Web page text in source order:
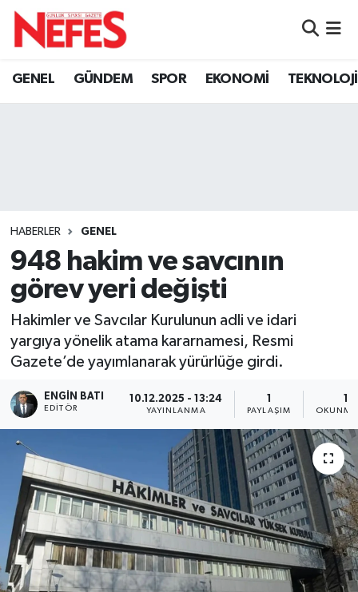
GENEL GÜNDEM SPOR EKONOMİ TEKNOLOJİ
HABERLER GENEL
948 hakim ve savcının
görev yeri değişti
Hakimler ve Savcılar Kurulunun adli ve idari
yargıya yönelik atama kararnamesi, Resmi
Gazete’de yayımlanarak yürürlüğe girdi.
ENGIN BATI
EDITÖR
10.12.2025 - 13:24
YAYINLANMA
1
PAYLAŞIM
1
Hava Durumu
Tüm Manşetler
Son Dakika Haberleri
Haber Arşivi